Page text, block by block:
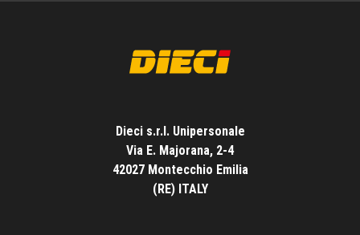
Dieci s.r.l. Unipersonale
Via E. Majorana, 2-4
42027 Montecchio Emilia
(RE) ITALY